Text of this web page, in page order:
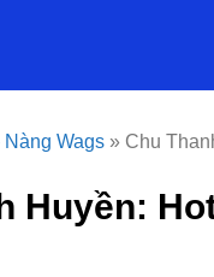
Nàng Wags » Chu
Huyền: